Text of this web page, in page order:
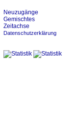
Neuzugänge
Gemischtes
Zeitachse
Datenschutzerklärung